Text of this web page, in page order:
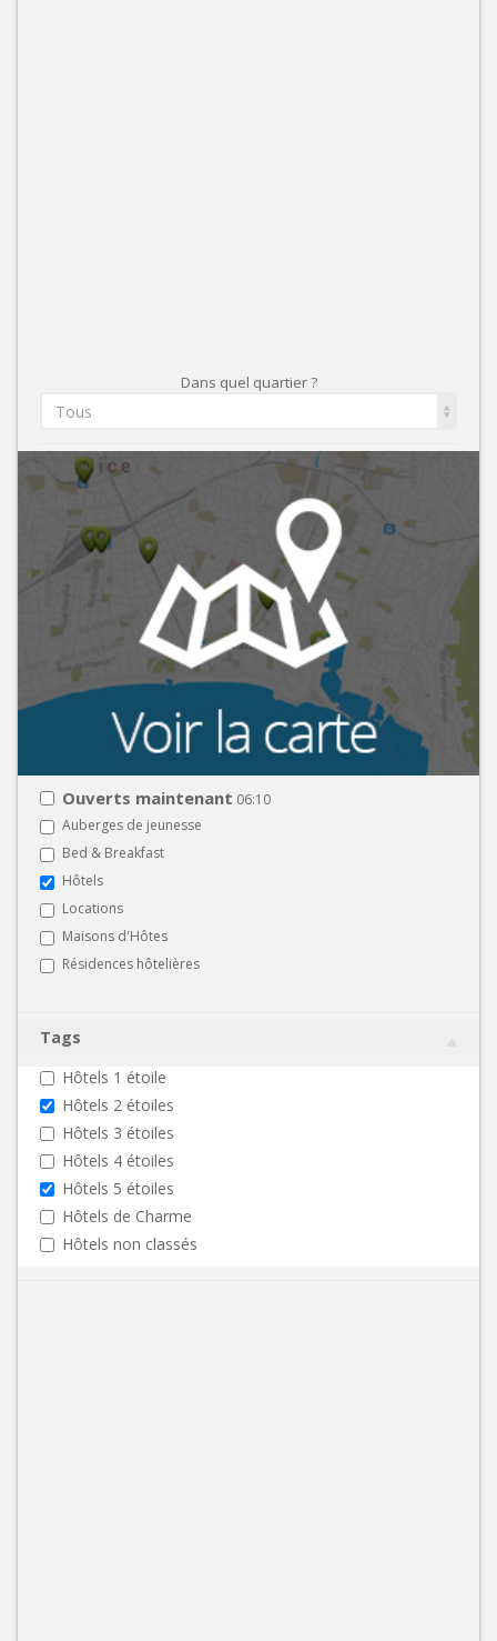
Dans quel quartier ?
Tous
Ouverts maintenant 06:10
Auberges de jeunesse
Bed & Breakfast
Hôtels
Locations
Maisons d'Hôtes
Résidences hôtelières
Tags
Hôtels 1 étoile
Hôtels 2 étoiles
Hôtels 3 étoiles
Hôtels 4 étoiles
Hôtels 5 étoiles
Hôtels de Charme
Hôtels non classés